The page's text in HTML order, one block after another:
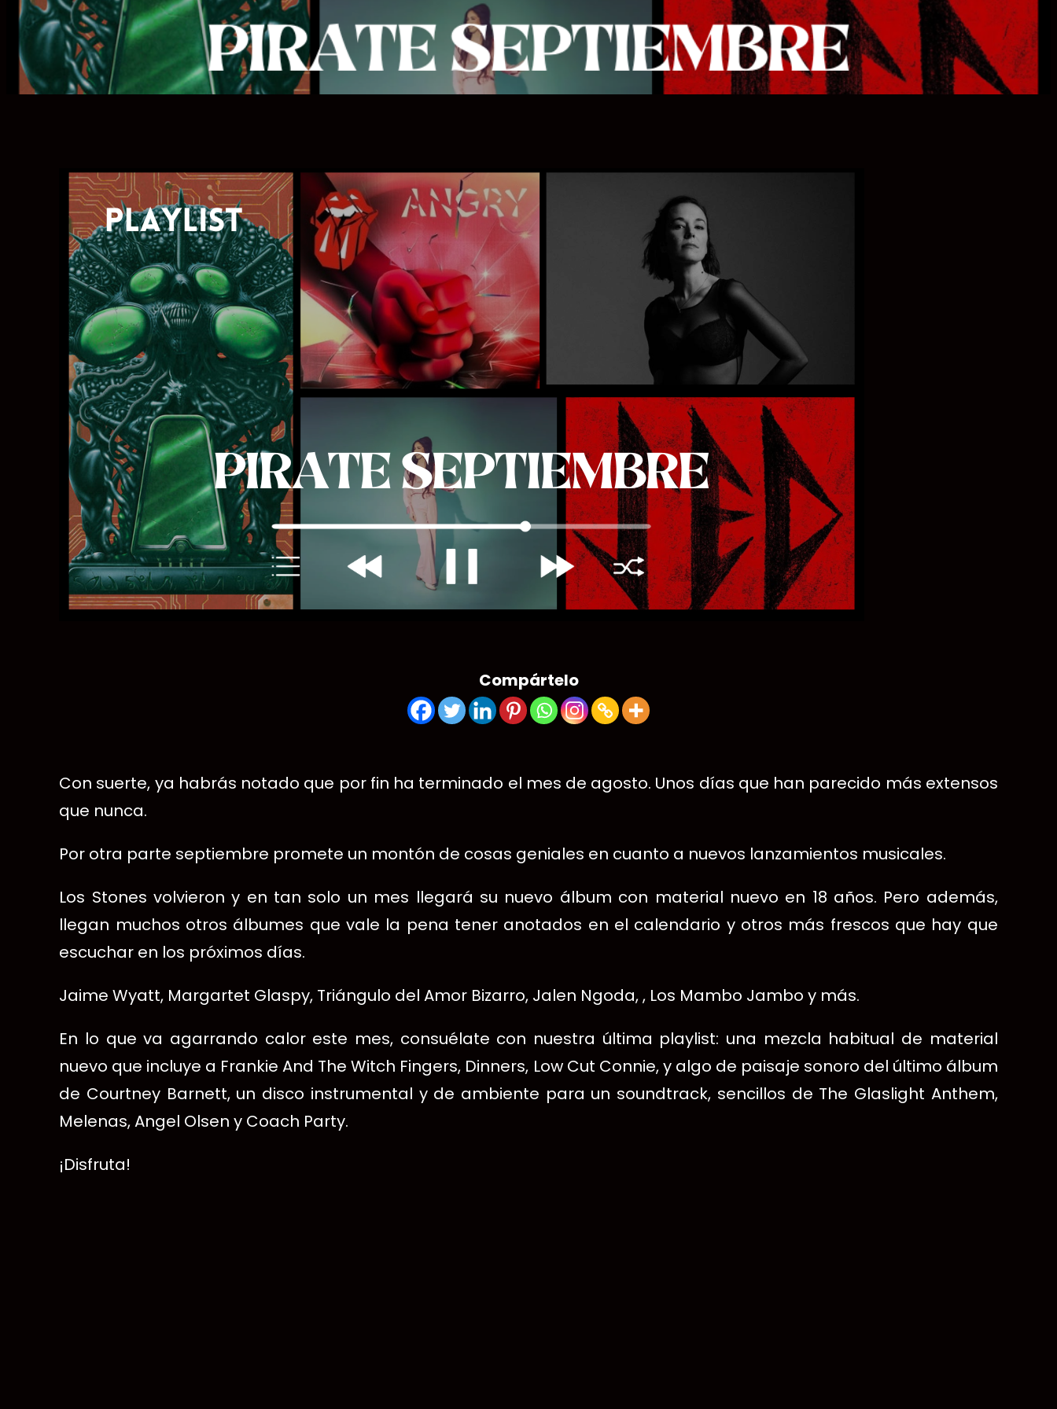
Compártelo
Con suerte, ya habrás notado que por fin ha terminado el mes de agosto. Unos días que han parecido más extensos
que nunca.
Por otra parte septiembre promete un montón de cosas geniales en cuanto a nuevos lanzamientos musicales.
Los Stones volvieron y en tan solo un mes llegará su nuevo álbum con material nuevo en 18 años. Pero además,
llegan muchos otros álbumes que vale la pena tener anotados en el calendario y otros más frescos que hay que
escuchar en los próximos días.
Jaime Wyatt, Margartet Glaspy, Triángulo del Amor Bizarro, Jalen Ngoda, , Los Mambo Jambo y más.
En lo que va agarrando calor este mes, consuélate con nuestra última playlist: una mezcla habitual de material
nuevo que incluye a Frankie And The Witch Fingers, Dinners, Low Cut Connie, y algo de paisaje sonoro del último álbum
de Courtney Barnett, un disco instrumental y de ambiente para un soundtrack, sencillos de The Glaslight Anthem,
Melenas, Angel Olsen y Coach Party.
¡Disfruta!